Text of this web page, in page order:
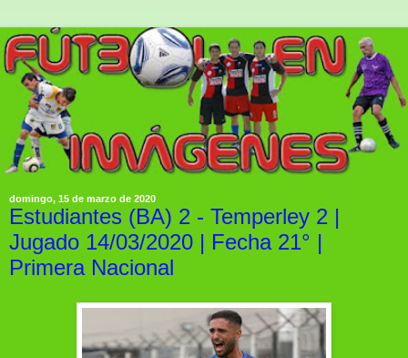
domingo, 15 de marzo de 2020
Estudiantes (BA) 2 - Temperley 2 |
Jugado 14/03/2020 | Fecha 21° |
Primera Nacional